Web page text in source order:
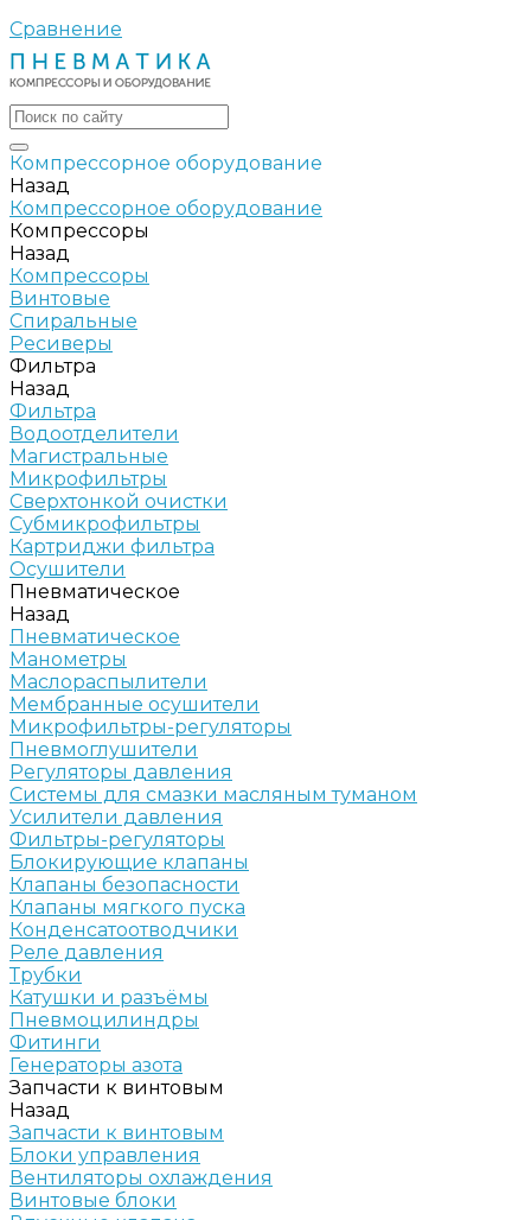
Сравнение
Компрессорное оборудование
Назад
Компрессорное оборудование
Компрессоры
Назад
Компрессоры
Винтовые
Спиральные
Ресиверы
Фильтра
Назад
Фильтра
Водоотделители
Магистральные
Микрофильтры
Сверхтонкой очистки
Субмикрофильтры
Картриджи фильтра
Осушители
Пневматическое
Назад
Пневматическое
Манометры
Маслораспылители
Мембранные осушители
Микрофильтры-регуляторы
Пневмоглушители
Регуляторы давления
Системы для смазки масляным туманом
Усилители давления
Фильтры-регуляторы
Блокирующие клапаны
Клапаны безопасности
Клапаны мягкого пуска
Конденсатоотводчики
Реле давления
Трубки
Катушки и разъёмы
Пневмоцилиндры
Фитинги
Генераторы азота
Запчасти к винтовым
Назад
Запчасти к винтовым
Блоки управления
Вентиляторы охлаждения
Винтовые блоки